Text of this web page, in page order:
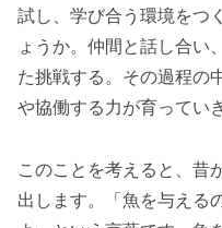
試し、学び合う環境をつ
ょうか。仲間と話し合い
た挑戦する。その過程の
や協働する力が育ってい
このことを考えると、昔
出します。「魚を与える